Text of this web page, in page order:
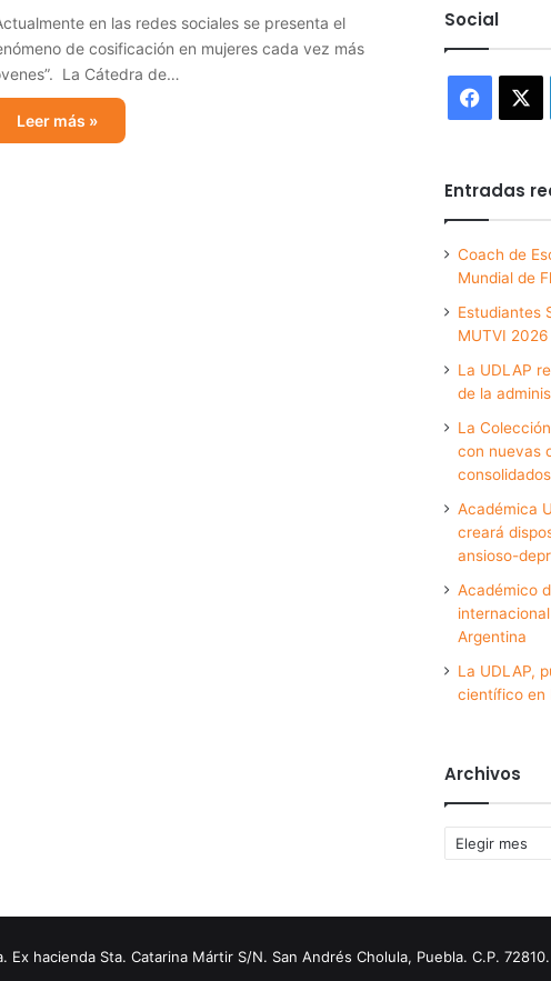
en las redes sociales se presenta el
de cosificación en mujeres cada vez más
La Cátedra de…
Leer más »
Social
Entradas
Coach de
Mundial de
Estudiantes
MUTVI 2026
La UDLAP
de la
La
con nuevas
consolidados
Académica
creará
ansioso-
Académico
Argentina
La UDLAP,
científico en
Archivos
Archivos
hacienda Sta. Catarina Mártir S/N. San Andrés Cholula, Puebla. C.P.